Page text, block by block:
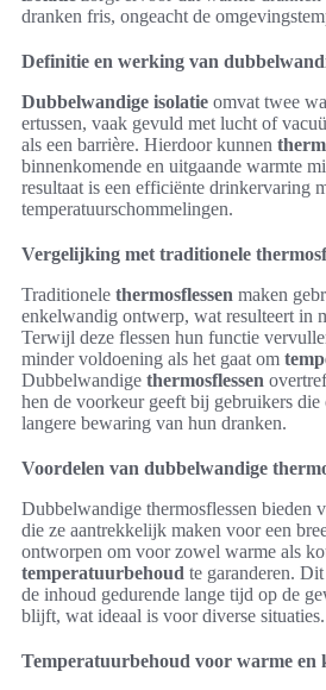
dranken fris, ongeacht de
Definitie en werking van
Dubbelwandige isolatie omvat twee
ertussen, vaak gevuld met lucht of
als een barrière. Hierdoor kunnen
binnenkomende en uitgaande warmte
resultaat is een efficiënte drinkervaring
temperatuurschommelingen.
Vergelijking met traditionele
Traditionele thermosflessen maken
enkelwandig ontwerp, wat resulteert in
Terwijl deze flessen hun functie
minder voldoening als het gaat om
Dubbelwandige thermosflessen
hen de voorkeur geeft bij gebruikers
langere bewaring van hun dranken.
Voordelen van dubbelwandige
Dubbelwandige thermosflessen bieden
die ze aantrekkelijk maken voor een
ontworpen om voor zowel warme als
temperatuurbehoud te garanderen.
de inhoud gedurende lange tijd op de
blijft, wat ideaal is voor diverse situaties.
Temperatuurbehoud voor warme en